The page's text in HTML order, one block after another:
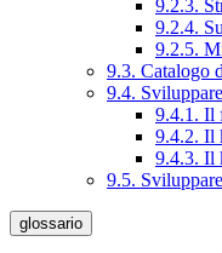
9.2.3.
9.2.4.
9.2.5.
9.3. Catalogo
9.4.
9.4.1. Il
9.4.2. Il
9.4.3. Il
9.5.
glossario